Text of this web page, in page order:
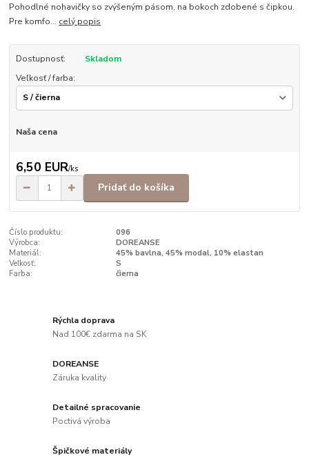
Pohodlné nohavičky so zvýšeným pásom, na bokoch zdobené s čipkou.
Pre komfo... celý popis
Dostupnosť:
Skladom
Veľkosť / farba:
Naša cena
6,50 EUR/ks
Pridať do košíka
Číslo produktu:
096
Výrobca:
DOREANSE
Materiál:
45% bavlna, 45% modal, 10% elastan
Veľkosť:
S
Farba:
čierna
Rýchla doprava
Nad 100€ zdarma na SK
DOREANSE
Záruka kvality
Detailné spracovanie
Poctivá výroba
Špičkové materiály